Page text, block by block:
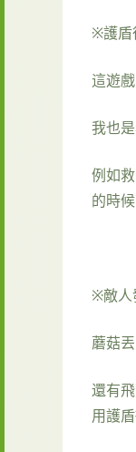
※護盾
這遊
我也
例如
的時
※敵人
蘑菇
還有
用護